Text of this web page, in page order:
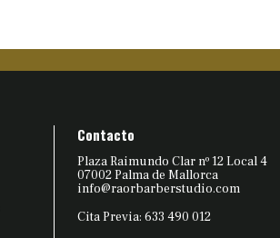
Contacto
Plaza Raimundo Clar nº 12 Local 4
07002 Palma de Mallorca
info@raorbarberstudio.com
Cita Previa: 633 490 012